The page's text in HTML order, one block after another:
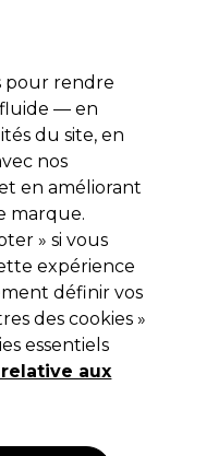
connecter
et Matériel
pour rendre
— en
du site, en
nos
en améliorant
marque.
» si vous
expérience
définir vos
des cookies »
essentiels
aux